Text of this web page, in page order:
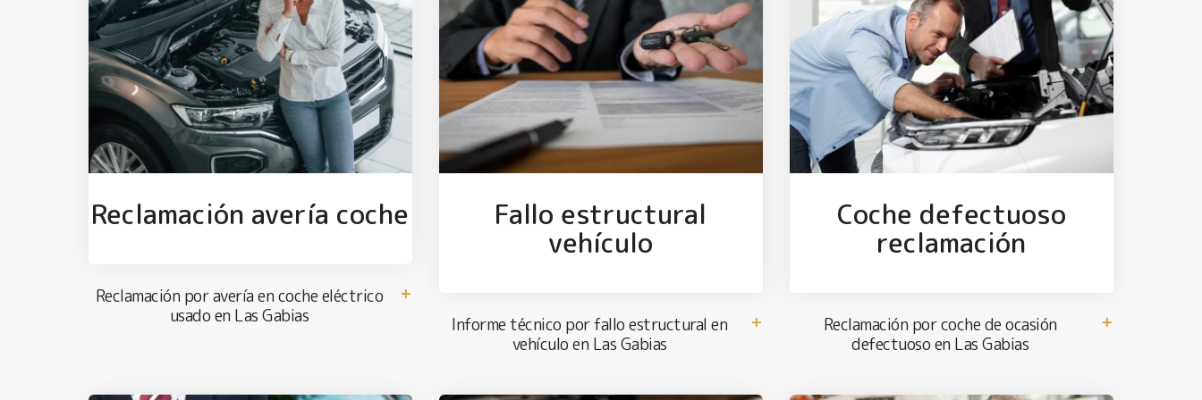
Reclamación avería coche
Reclamación por avería en coche eléctrico
usado en Las Gabias
Fallo estructural
vehículo
Informe técnico por fallo estructural en
vehículo en Las Gabias
Coche defectuoso
reclamación
Reclamación por coche de ocasión
defectuoso en Las Gabias